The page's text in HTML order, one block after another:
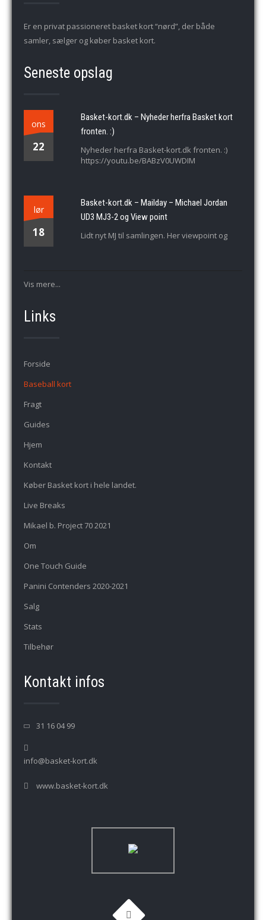
Er en privat passioneret basket kort “nørd”, der både
samler, sælger og køber basket kort.
Seneste opslag
ons
22
Basket-kort.dk – Nyheder herfra Basket kort
fronten. :)
Nyheder herfra Basket-kort.dk fronten. :)
https://youtu.be/BABzV0UWDIM
lør
18
Basket-kort.dk – Mailday – Michael Jordan
UD3 MJ3-2 og View point
Lidt nyt MJ til samlingen. Her viewpoint og
Vis mere...
Links
Forside
Baseball kort
Fragt
Guides
Hjem
Kontakt
Køber Basket kort i hele landet.
Live Breaks
Mikael b. Project 70 2021
Om
One Touch Guide
Panini Contenders 2020-2021
Salg
Stats
Tilbehør
Kontakt infos
31 16 04 99
info@basket-kort.dk
www.basket-kort.dk